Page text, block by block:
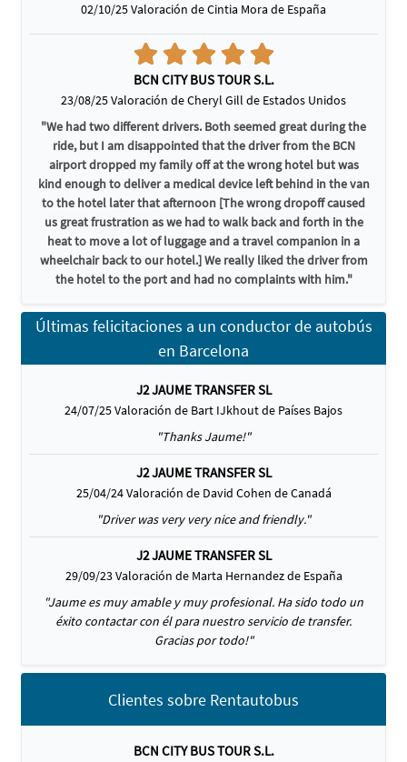
02/10/25 Valoración de Cintia Mora de España
BCN CITY BUS TOUR S.L.
23/08/25 Valoración de Cheryl Gill de Estados Unidos
"We had two different drivers. Both seemed great during the
ride, but I am disappointed that the driver from the BCN
airport dropped my family off at the wrong hotel but was
kind enough to deliver a medical device left behind in the van
to the hotel later that afternoon [The wrong dropoff caused
us great frustration as we had to walk back and forth in the
heat to move a lot of luggage and a travel companion in a
wheelchair back to our hotel.] We really liked the driver from
the hotel to the port and had no complaints with him."
Últimas felicitaciones a un conductor de autobús
en Barcelona
J2 JAUME TRANSFER SL
24/07/25 Valoración de Bart IJkhout de Países Bajos
"Thanks Jaume!"
J2 JAUME TRANSFER SL
25/04/24 Valoración de David Cohen de Canadá
"Driver was very very nice and friendly."
J2 JAUME TRANSFER SL
29/09/23 Valoración de Marta Hernandez de España
"Jaume es muy amable y muy profesional. Ha sido todo un
éxito contactar con él para nuestro servicio de transfer.
Gracias por todo!"
Clientes sobre Rentautobus
BCN CITY BUS TOUR S.L.